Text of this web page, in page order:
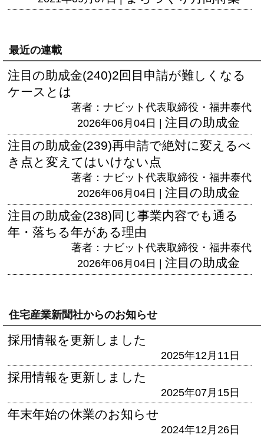
最近の連載
注目の助成金(240)2回目申請が難しくなる
ケースとは
著者：ナビット代表取締役・福井泰代
2026年06月04日 | 注目の助成金
注目の助成金(239)再申請で絶対に変えるべ
き点と変えてはいけない点
著者：ナビット代表取締役・福井泰代
2026年06月04日 | 注目の助成金
注目の助成金(238)同じ事業内容でも通る
年・落ちる年がある理由
著者：ナビット代表取締役・福井泰代
2026年06月04日 | 注目の助成金
住宅産業新聞社からのお知らせ
採用情報を更新しました
2025年12月11日
採用情報を更新しました
2025年07月15日
年末年始の休業のお知らせ
2024年12月26日